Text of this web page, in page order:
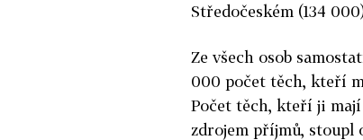
Středočeském (134
Ze všech osob
000 počet těch, kteří
Počet těch, kteří ji
zdrojem příjmů, stoupl